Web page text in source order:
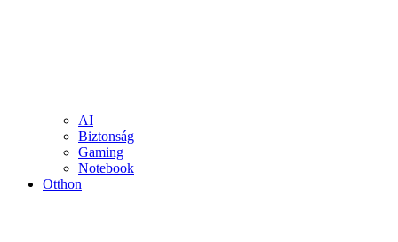
AI
Biztonság
Gaming
Notebook
Otthon